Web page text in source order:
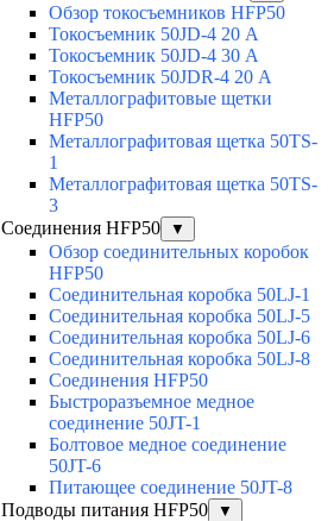
Обзор токосъемников HFP50
Токосъемник 50JD-4 20 А
Токосъемник 50JD-4 30 А
Токосъемник 50JDR-4 20 А
Металлографитовые щетки
HFP50
Металлографитовая щетка 50TS-
1
Металлографитовая щетка 50TS-
3
Соединения HFP50
▼
Обзор соединительных коробок
HFP50
Соединительная коробка 50LJ-1
Соединительная коробка 50LJ-5
Соединительная коробка 50LJ-6
Соединительная коробка 50LJ-8
Соединения HFP50
Быстроразъемное медное
соединение 50JT-1
Болтовое медное соединение
50JT-6
Питающее соединение 50JT-8
Подводы питания HFP50
▼